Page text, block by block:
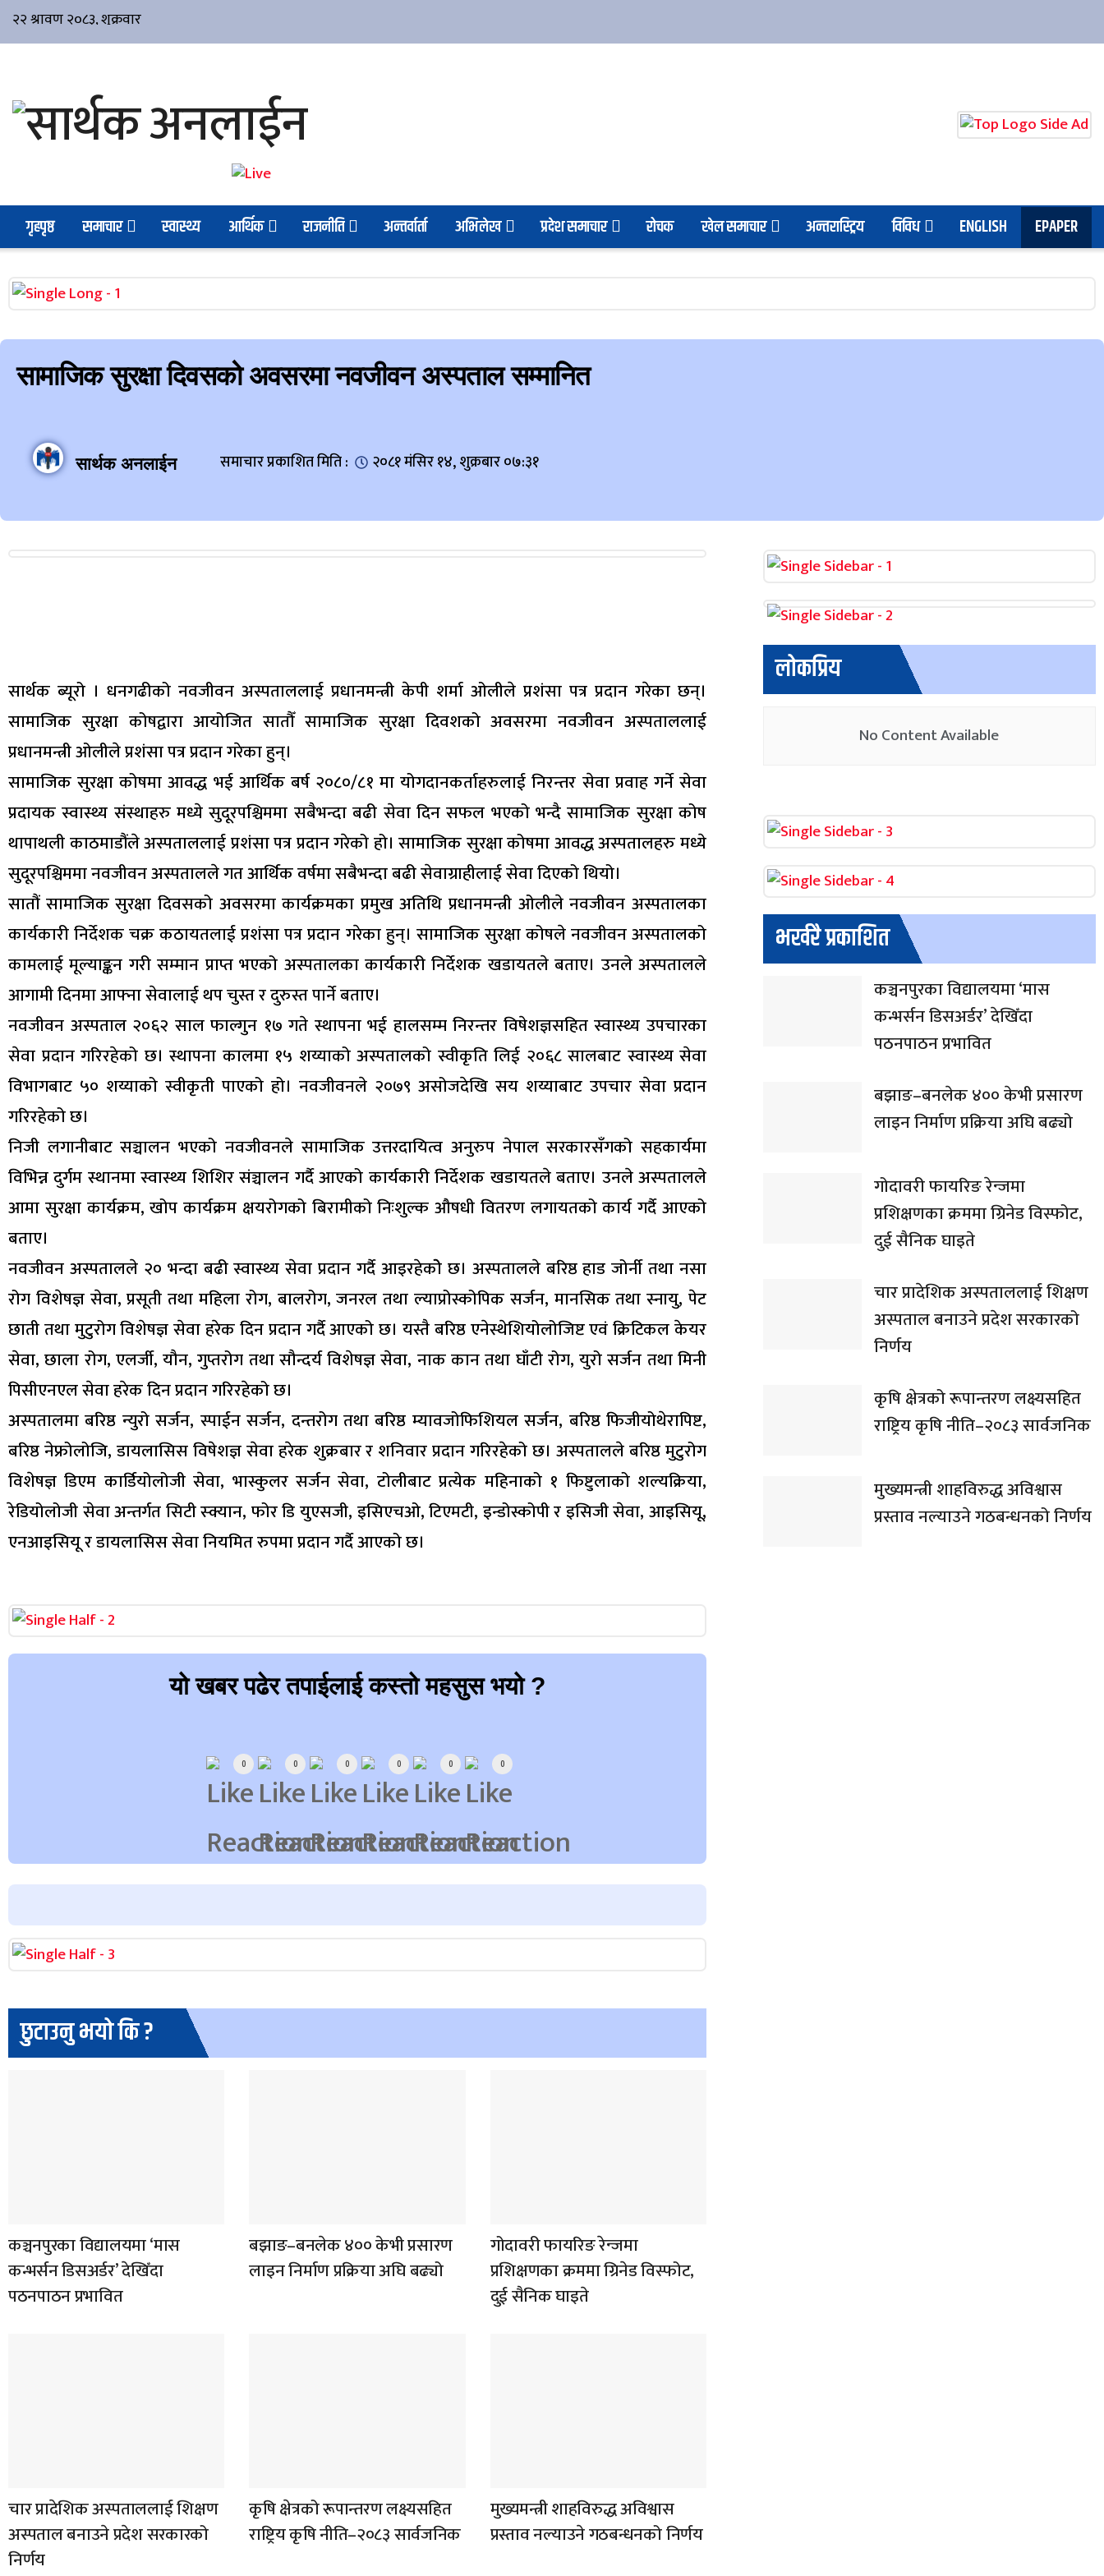
गृहपृष्ठ समाचार स्वास्थ्य आर्थिक राजनीति अन्तर्वार्ता अभिलेख प्रदेश समाचार रोचक खेल समाचार अन्तरास्ट्रिय विविध ENGLISH EPAPER
सामाजिक सुरक्षा दिवसको अवसरमा नवजीवन अस्पताल सम्मानित
सार्थक अनलाईन समाचार प्रकाशित मिति : २०८१ मंसिर १४, शुक्रबार ०७:३१
सार्थक ब्यूरो । धनगढीको नवजीवन अस्पताललाई प्रधानमन्त्री केपी शर्मा ओलीले प्रशंसा पत्र प्रदान गरेका छन्।
सामाजिक सुरक्षा कोषद्वारा आयोजित सातौँ सामाजिक सुरक्षा दिवशको अवसरमा नवजीवन अस्पताललाई
प्रधानमन्त्री ओलीले प्रशंसा पत्र प्रदान गरेका हुन्।
सामाजिक सुरक्षा कोषमा आवद्ध भई आर्थिक बर्ष २०८०/८१ मा योगदानकर्ताहरुलाई निरन्तर सेवा प्रवाह गर्ने सेवा
प्रदायक स्वास्थ्य संस्थाहरु मध्ये सुदूरपश्चिममा सबैभन्दा बढी सेवा दिन सफल भएको भन्दै सामाजिक सुरक्षा कोष
थापाथली काठमाडौंले अस्पताललाई प्रशंसा पत्र प्रदान गरेको हो। सामाजिक सुरक्षा कोषमा आवद्ध अस्पतालहरु मध्ये
सुदूरपश्चिममा नवजीवन अस्पतालले गत आर्थिक वर्षमा सबैभन्दा बढी सेवाग्राहीलाई सेवा दिएको थियो।
सातौं सामाजिक सुरक्षा दिवसको अवसरमा कार्यक्रमका प्रमुख अतिथि प्रधानमन्त्री ओलीले नवजीवन अस्पतालका
कार्यकारी निर्देशक चक्र कठायतलाई प्रशंसा पत्र प्रदान गरेका हुन्। सामाजिक सुरक्षा कोषले नवजीवन अस्पतालको
कामलाई मूल्याङ्कन गरी सम्मान प्राप्त भएको अस्पतालका कार्यकारी निर्देशक खडायतले बताए। उनले अस्पतालले
आगामी दिनमा आफ्ना सेवालाई थप चुस्त र दुरुस्त पार्ने बताए।
नवजीवन अस्पताल २०६२ साल फाल्गुन १७ गते स्थापना भई हालसम्म निरन्तर विषेशज्ञसहित स्वास्थ्य उपचारका
सेवा प्रदान गरिरहेको छ। स्थापना कालमा १५ शय्याको अस्पतालको स्वीकृति लिई २०६८ सालबाट स्वास्थ्य सेवा
विभागबाट ५० शय्याको स्वीकृती पाएको हो। नवजीवनले २०७९ असोजदेखि सय शय्याबाट उपचार सेवा प्रदान
गरिरहेको छ।
निजी लगानीबाट सञ्चालन भएको नवजीवनले सामाजिक उत्तरदायित्व अनुरुप नेपाल सरकारसँगको सहकार्यमा
विभिन्न दुर्गम स्थानमा स्वास्थ्य शिशिर संञ्चालन गर्दै आएको कार्यकारी निर्देशक खडायतले बताए। उनले अस्पतालले
आमा सुरक्षा कार्यक्रम, खोप कार्यक्रम क्षयरोगको बिरामीको निःशुल्क औषधी वितरण लगायतको कार्य गर्दै आएको
बताए।
नवजीवन अस्पतालले २० भन्दा बढी स्वास्थ्य सेवा प्रदान गर्दै आइरहेकोे छ। अस्पतालले बरिष्ठ हाड जोर्नी तथा नसा
रोग विशेषज्ञ सेवा, प्रसूती तथा महिला रोग, बालरोग, जनरल तथा ल्याप्रोस्कोपिक सर्जन, मानसिक तथा स्नायु, पेट
छाती तथा मुटुरोग विशेषज्ञ सेवा हरेक दिन प्रदान गर्दै आएको छ। यस्तै बरिष्ठ एनेस्थेशियोलोजिष्ट एवं क्रिटिकल केयर
सेवा, छाला रोग, एलर्जी, यौन, गुप्तरोग तथा सौन्दर्य विशेषज्ञ सेवा, नाक कान तथा घाँटी रोग, युरो सर्जन तथा मिनी
पिसीएनएल सेवा हरेक दिन प्रदान गरिरहेको छ।
अस्पतालमा बरिष्ठ न्युरो सर्जन, स्पाईन सर्जन, दन्तरोग तथा बरिष्ठ म्यावजोफिशियल सर्जन, बरिष्ठ फिजीयोथेरापिष्ट,
बरिष्ठ नेफ्रोलोजि, डायलासिस विषेशज्ञ सेवा हरेक शुक्रबार र शनिवार प्रदान गरिरहेको छ। अस्पतालले बरिष्ठ मुटुरोग
विशेषज्ञ डिएम कार्डियोलोजी सेवा, भास्कुलर सर्जन सेवा, टोलीबाट प्रत्येक महिनाको १ फिष्टुलाको शल्यक्रिया,
रेडियोलोजी सेवा अन्तर्गत सिटी स्क्यान, फोर डि युएसजी, इसिएचओ, टिएमटी, इन्डोस्कोपी र इसिजी सेवा, आइसियू,
एनआइसियू र डायलासिस सेवा नियमित रुपमा प्रदान गर्दै आएको छ।
यो खबर पढेर तपाईलाई कस्तो महसुस भयो ?
0 0 0 0 0 0
छुटाउनु भयो कि ?
कञ्चनपुरका विद्यालयमा ‘मास
कन्भर्सन डिसअर्डर’ देखिँदा
पठनपाठन प्रभावित
बझाङ–बनलेक ४०० केभी प्रसारण
लाइन निर्माण प्रक्रिया अघि बढ्यो
गोदावरी फायरिङ रेन्जमा
प्रशिक्षणका क्रममा ग्रिनेड विस्फोट,
दुई सैनिक घाइते
चार प्रादेशिक अस्पताललाई शिक्षण
अस्पताल बनाउने प्रदेश सरकारको
निर्णय
कृषि क्षेत्रको रूपान्तरण लक्ष्यसहित
राष्ट्रिय कृषि नीति–२०८३ सार्वजनिक
मुख्यमन्त्री शाहविरुद्ध अविश्वास
प्रस्ताव नल्याउने गठबन्धनको निर्णय
लोकप्रिय
No Content Available
भर्खरै प्रकाशित
कञ्चनपुरका विद्यालयमा ‘मास
कन्भर्सन डिसअर्डर’ देखिँदा
पठनपाठन प्रभावित
बझाङ–बनलेक ४०० केभी प्रसारण
लाइन निर्माण प्रक्रिया अघि बढ्यो
गोदावरी फायरिङ रेन्जमा
प्रशिक्षणका क्रममा ग्रिनेड विस्फोट,
दुई सैनिक घाइते
चार प्रादेशिक अस्पताललाई शिक्षण
अस्पताल बनाउने प्रदेश सरकारको
निर्णय
कृषि क्षेत्रको रूपान्तरण लक्ष्यसहित
राष्ट्रिय कृषि नीति–२०८३ सार्वजनिक
मुख्यमन्त्री शाहविरुद्ध अविश्वास
प्रस्ताव नल्याउने गठबन्धनको निर्णय